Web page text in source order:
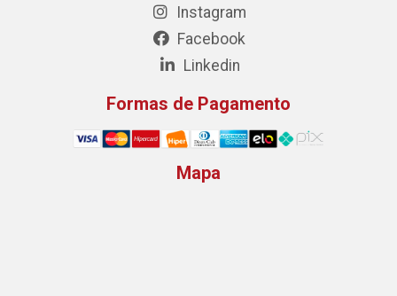
Instagram
Facebook
Linkedin
Formas de Pagamento
Mapa